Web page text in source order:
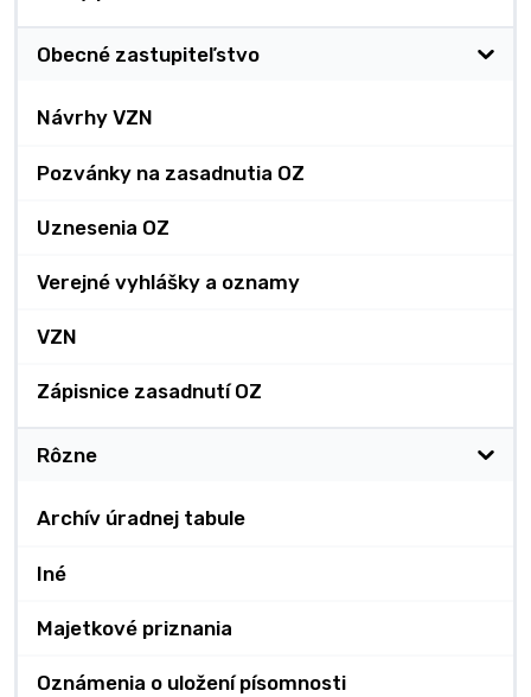
Obecné zastupiteľstvo
Návrhy VZN
Pozvánky na zasadnutia OZ
Uznesenia OZ
Verejné vyhlášky a oznamy
VZN
Zápisnice zasadnutí OZ
Rôzne
Archív úradnej tabule
Iné
Majetkové priznania
Oznámenia o uložení písomnosti